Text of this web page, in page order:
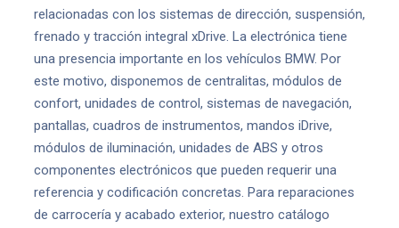
relacionadas con los sistemas de dirección, suspensión,
frenado y tracción integral xDrive. La electrónica tiene
una presencia importante en los vehículos BMW. Por
este motivo, disponemos de centralitas, módulos de
confort, unidades de control, sistemas de navegación,
pantallas, cuadros de instrumentos, mandos iDrive,
módulos de iluminación, unidades de ABS y otros
componentes electrónicos que pueden requerir una
referencia y codificación concretas. Para reparaciones
de carrocería y acabado exterior, nuestro catálogo